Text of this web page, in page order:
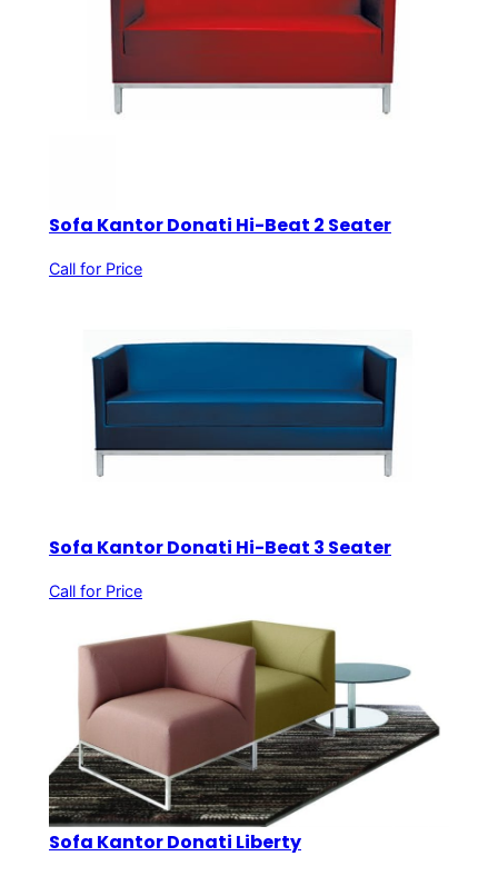
Sofa Kantor Donati Hi-Beat 2 Seater
Call for Price
Sofa Kantor Donati Hi-Beat 3 Seater
Call for Price
Sofa Kantor Donati Liberty